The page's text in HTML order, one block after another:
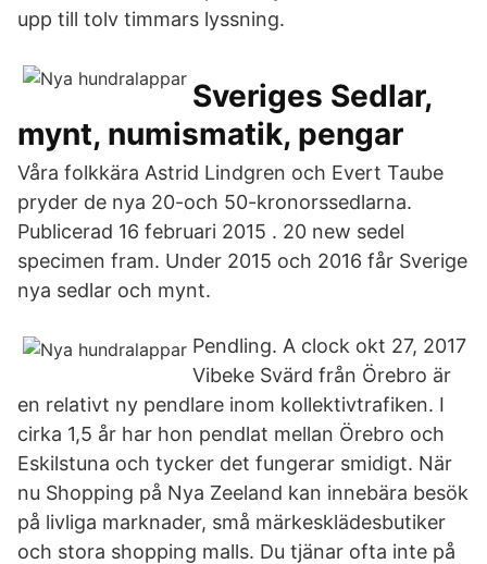
upp till tolv timmars lyssning.
Sveriges Sedlar,
mynt, numismatik, pengar
Våra folkkära Astrid Lindgren och Evert Taube
pryder de nya 20-och 50-kronorssedlarna.
Publicerad 16 februari 2015 . 20 new sedel
specimen fram. Under 2015 och 2016 får Sverige
nya sedlar och mynt.
Pendling. A clock okt 27, 2017
Vibeke Svärd från Örebro är
en relativt ny pendlare inom kollektivtrafiken. I
cirka 1,5 år har hon pendlat mellan Örebro och
Eskilstuna och tycker det fungerar smidigt. När
nu Shopping på Nya Zeeland kan innebära besök
på livliga marknader, små märkesklädesbutiker
och stora shopping malls. Du tjänar ofta inte på